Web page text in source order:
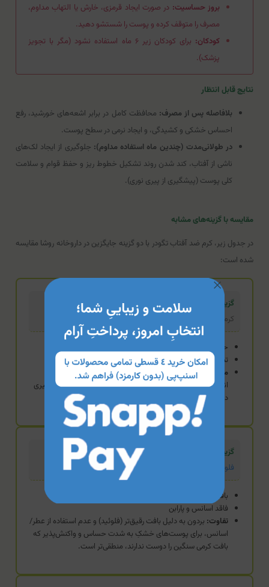
بروز حساسیت: در صورت ایجاد قرمزی، خارش یا التهاب مداوم،
مصرف را متوقف کرده و پوست را شستشو دهید.
کودکان:
برای کودکان زیر ۶ ماه استفاده نشود (مگر با تجویز
پزشک).
نتایج قابل انتظار
بلافاصله پس از مصرف: محافظت کامل در برابر اشعه‌های خورشید، رفع
احساس خشکی و کشیدگی، و ایجاد نرمی در سطح پوست.
در طولانی‌مدت (چندین ماه استفاده مداوم): جلوگیری از ایجاد لک‌های
ناشی از آفتاب، کند شدن روند تشکیل خطوط ریز و حفظ قوام و سلامت
کلی پوست (پیشگیری از پیری نوری).
مقایسه با گزینه‌های مشابه
در جدول زیر، کرم ضد آفتاب تگودر با دو گزینه جایگزین در داروخانه روشا مقایسه
شده است:
گزینه تخصصی (محصول فعلی)
کرم ضد آفتاب پوست نرمال تا خشک تگودر
حاوی Q10 و شی‌باتر
تمرکز بر آبرسانی عمقی و آنتی‌اکسیدان
مزیت:
حضور کلاژن هیدرولیز شده و Q10، این محصول را به
انتخابی عالی برای افراد بالای ۳۰ سال که به دنبال خاصیت ضدپیری
در کنار ضدآفتاب هستند، تبدیل می‌کند.
گزینه استاندارد
فلوئید ضد آفتاب بی‌رنگ بردون (پوست خشک)
بافت فلوئید بسیار سبک
فاقد اسانس و پارابن
تفاوت: بردون به دلیل بافت رقیق‌تر (فلوئید) و عدم استفاده از عطر/
اسانس، برای پوست‌های خشکِ به شدت حساس و واکنش‌پذیر که
بافت کرمی سنگین را دوست ندارند، منطقی‌تر است.